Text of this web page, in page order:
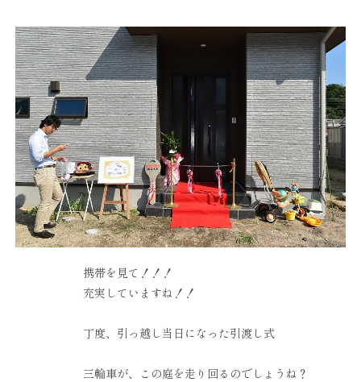
携帯を見て！！！
充実していますね！！
丁度、引っ越し当日になった引渡し式
三輪車が、この庭を走り回るのでしょうね？